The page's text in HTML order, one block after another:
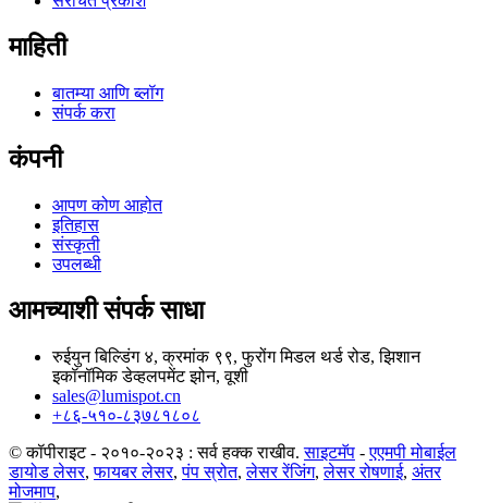
माहिती
बातम्या आणि ब्लॉग
संपर्क करा
कंपनी
आपण कोण आहोत
इतिहास
संस्कृती
उपलब्धी
आमच्याशी संपर्क साधा
रुईयुन बिल्डिंग ४, क्रमांक ९९, फुरोंग मिडल थर्ड रोड, झिशान
इकॉनॉमिक डेव्हलपमेंट झोन, वूशी
sales@lumispot.cn
+८६-५१०-८३७८१८०८
© कॉपीराइट - २०१०-२०२३ : सर्व हक्क राखीव. साइटमॅप -एएमपी मोबाईल
डायोड लेसर,फायबर लेसर,पंप स्रोत,लेसर रेंजिंग,लेसर रोषणाई, अंतर
मोजमाप,